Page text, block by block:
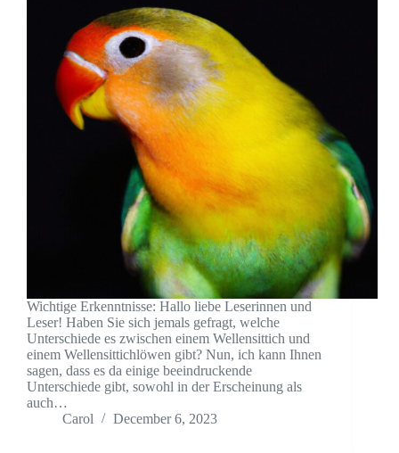
Wichtige Erkenntnisse: Hallo liebe Leserinnen und
Leser! Haben Sie sich jemals gefragt, welche
Unterschiede es zwischen einem Wellensittich und
einem Wellensittichlöwen gibt? Nun, ich kann Ihnen
sagen, dass es da einige beeindruckende
Unterschiede gibt, sowohl in der Erscheinung als
auch…
Carol
December 6, 2023